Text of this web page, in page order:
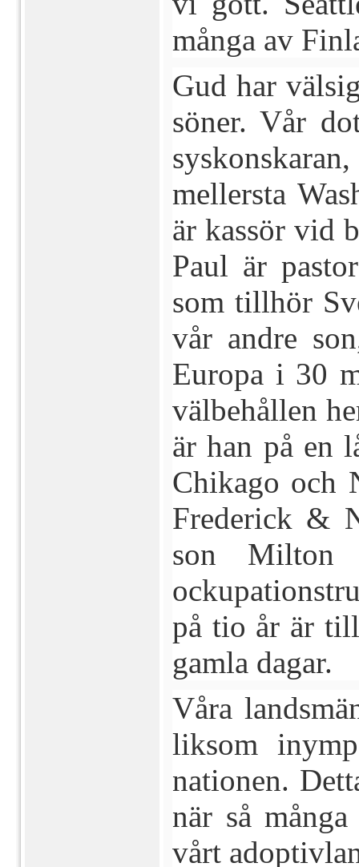
många av
Gud har
söner. Vår
mellersta
är kassör vid
Paul är
som tillhör
vår andre
Europa i 30
välbehållen
är han på en
Chikago och
Frederick &
son
på tio år är
gamla dagar.
Våra
liksom
nationen.
när så
vårt